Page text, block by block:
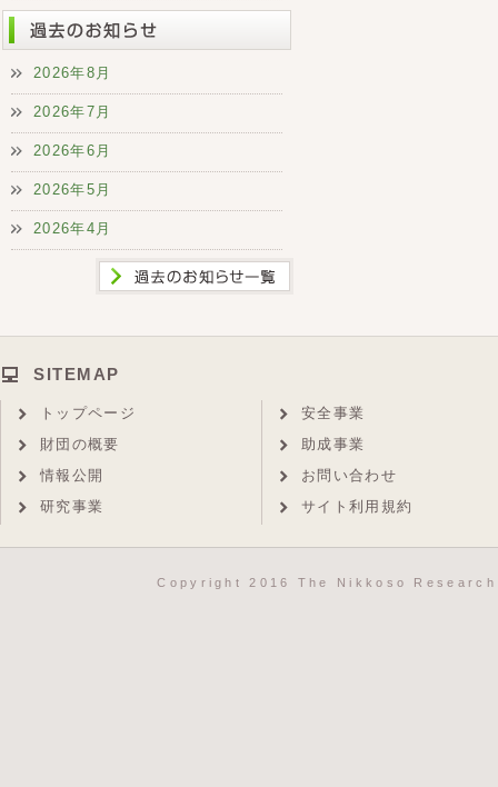
2026年8月
2026年7月
2026年6月
2026年5月
2026年4月
SITEMAP
トップページ
財団の概要
情報公開
研究事業
安全事業
助成事業
お問い合わせ
サイト利用規約
Copyright 2016 The Nikkoso